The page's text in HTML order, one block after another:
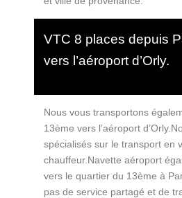
VTC 8 places depuis
vers l’aéroport d’Orly.
Nous vous transportons
13ème vers l’aéroport
spécialisés sur le transport en
chauffeur.Navette aéroport
vers le quartier du 13ème à
pas de service partagé et de